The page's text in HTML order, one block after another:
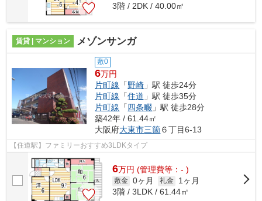
3階 / 2DK / 40.00㎡
賃貸 | マンション メゾンサンガ
敷0
6万円
片町線 「野崎 」駅 徒歩24分
片町線 「住道 」駅 徒歩35分
片町線 「四条畷 」駅 徒歩28分
築42年 / 61.44㎡
大阪府大東市三箇６丁目6-13
【住道駅】ファミリーおすすめ3LDKタイプ
6万円 (管理費等：- )
敷金 0ヶ月 礼金
1ヶ月
3階 / 3LDK / 61.44㎡